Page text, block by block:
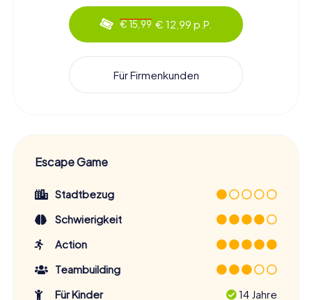
€ 15,99 € 12,99 p.P.
Für Firmenkunden
Escape Game
Stadtbezug
Schwierigkeit
Action
Teambuilding
Für Kinder
14 Jahre